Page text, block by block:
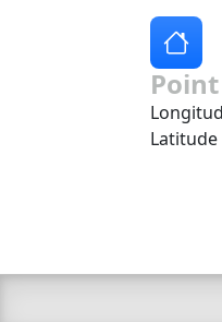
Latitude